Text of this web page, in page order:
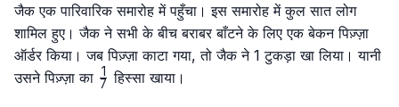
जैक एक पारिवारिक समारोह में पहुँचा। इस समारोह में कुल सात लोग
शामिल हुए। जैक ने सभी के बीच बराबर बाँटने के लिए एक बेकन पिज़्ज़ा
ऑर्डर किया। जब पिज़्ज़ा काटा गया, तो जैक ने 1 टुकड़ा खा लिया। यानी
उसने पिज़्ज़ा का \frac{1}
7
1 हिस्सा खाया।